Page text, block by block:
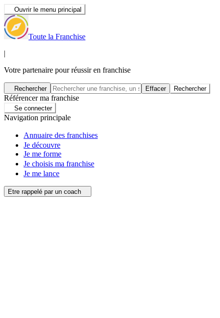
Ouvrir le menu principal
Toute la Franchise
|
Votre partenaire pour réussir en franchise
Rechercher Effacer Rechercher
Référencer ma franchise
Se connecter
Navigation principale
Annuaire des franchises
Je découvre
Je me forme
Je choisis ma franchise
Je me lance
Etre rappelé par un coach